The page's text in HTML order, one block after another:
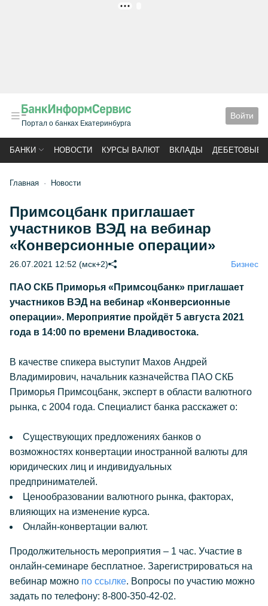
Портал о банках Екатеринбурга
Войти
БАНКИ НОВОСТИ КУРСЫ ВАЛЮТ ВКЛАДЫ ДЕБЕТОВЫЕ
Главная Новости
Примсоцбанк приглашает
участников ВЭД на вебинар
«Конверсионные операции»
26.07.2021 12:52 (мск+2) Бизнес
ПАО СКБ Приморья «Примсоцбанк» приглашает
участников ВЭД на вебинар «Конверсионные
операции». Мероприятие пройдёт 5 августа 2021
года в 14:00 по времени Владивостока.
В качестве спикера выступит Махов Андрей
Владимирович, начальник казначейства ПАО СКБ
Приморья Примсоцбанк, эксперт в области валютного
рынка, с 2004 года. Специалист банка расскажет о:
Существующих предложениях банков о
возможностях конвертации иностранной валюты для
юридических лиц и индивидуальных
предпринимателей.
Ценообразовании валютного рынка, факторах,
влияющих на изменение курса.
Онлайн-конвертации валют.
Продолжительность мероприятия – 1 час. Участие в
онлайн-семинаре бесплатное. Зарегистрироваться на
вебинар можно по ссылке. Вопросы по участию можно
задать по телефону: 8-800-350-42-02.